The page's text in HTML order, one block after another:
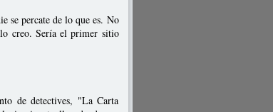
se percate de lo que es. No
creo. Sería el primer sitio
de detectives, "La Carta